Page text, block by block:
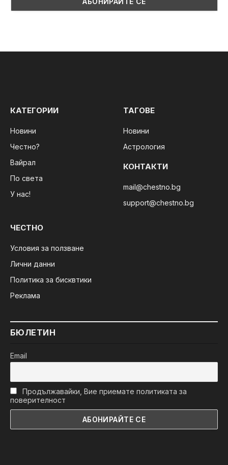
КАТЕГОРИИ
Новини
Честно?
Вайрал
По света
У нас!
ТАГОВЕ
Новини
Астрология
КОНТАКТИ
mail@chestno.bg
support@chestno.bg
ЧЕСТНО
Условия за ползване
Лични данни
Политика за бисквтики
Реклама
БЮЛЕТИН
Email
Продължавайки, Вие приемате политиката за
поверителност